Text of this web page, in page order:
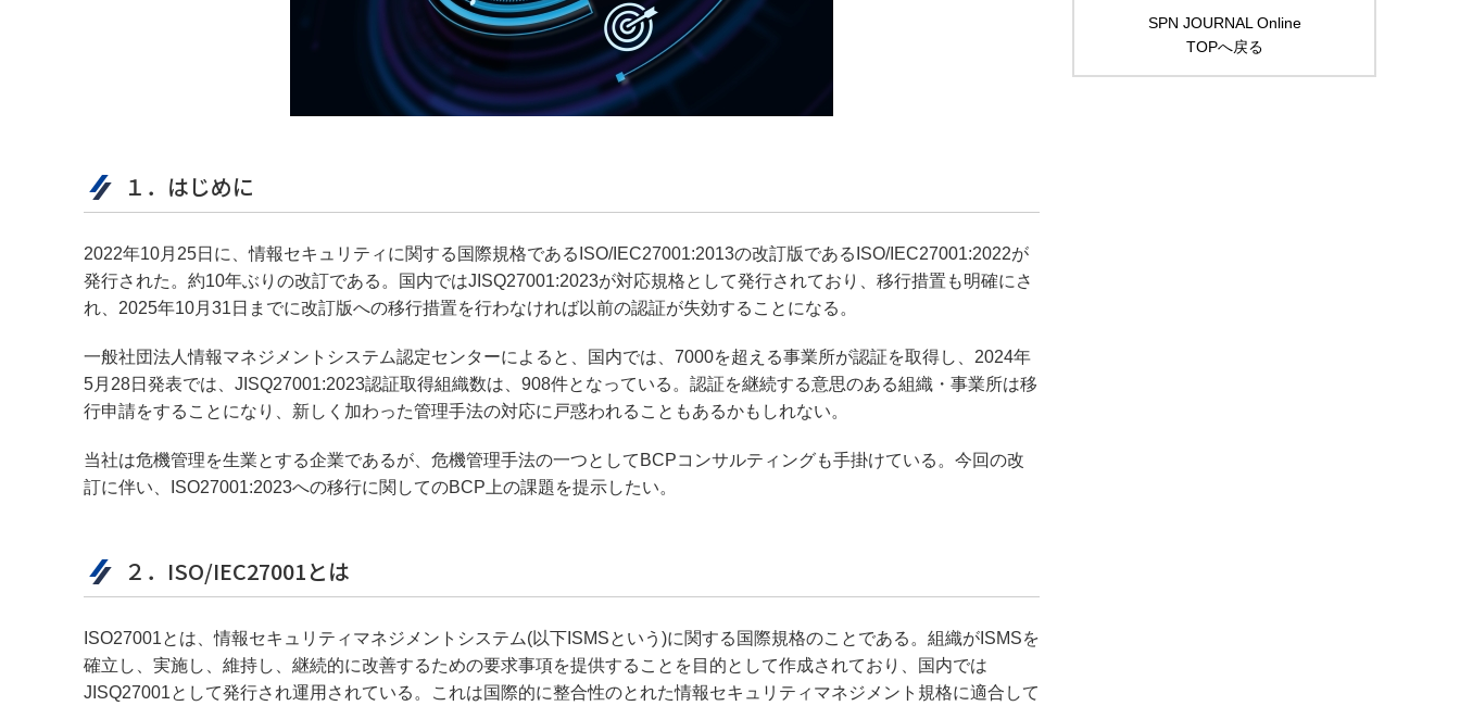
１．はじめに
2022年10月25日に、情報セキュリティに関する国際規格であるISO/IEC27001:2013の改訂版であるISO/IEC27001:2022が
発行された。約10年ぶりの改訂である。国内ではJISQ27001:2023が対応規格として発行されており、移行措置も明確にさ
れ、2025年10月31日までに改訂版への移行措置を行わなければ以前の認証が失効することになる。
一般社団法人情報マネジメントシステム認定センターによると、国内では、7000を超える事業所が認証を取得し、2024年
5月28日発表では、JISQ27001:2023認証取得組織数は、908件となっている。認証を継続する意思のある組織・事業所は移
行申請をすることになり、新しく加わった管理手法の対応に戸惑われることもあるかもしれない。
当社は危機管理を生業とする企業であるが、危機管理手法の一つとしてBCPコンサルティングも手掛けている。今回の改
訂に伴い、ISO27001:2023への移行に関してのBCP上の課題を提示したい。
２．ISO/IEC27001とは
ISO27001とは、情報セキュリティマネジメントシステム(以下ISMSという)に関する国際規格のことである。組織がISMSを
確立し、実施し、維持し、継続的に改善するための要求事項を提供することを目的として作成されており、国内では
JISQ27001として発行され運用されている。これは国際的に整合性のとれた情報セキュリティマネジメント規格に適合して
SPN JOURNAL Online
TOPへ戻る